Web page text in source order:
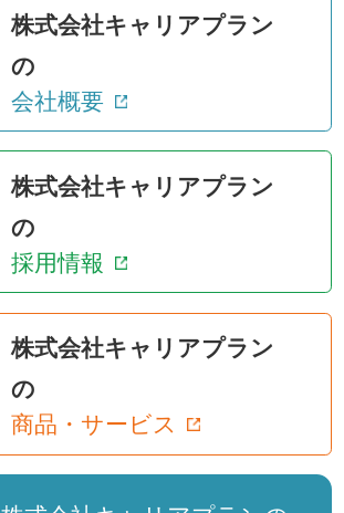
株式会社キャリアプラン
の
会社概要
株式会社キャリアプラン
の
採用情報
株式会社キャリアプラン
の
商品・サービス